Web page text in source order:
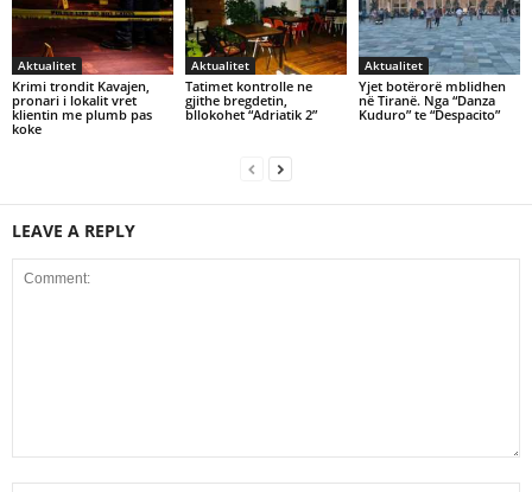
Aktualitet
Krimi trondit Kavajen,
pronari i lokalit vret
klientin me plumb pas
koke
Aktualitet
Tatimet kontrolle ne
gjithe bregdetin,
bllokohet “Adriatik 2”
Aktualitet
Yjet botërorë mblidhen
në Tiranë. Nga “Danza
Kuduro” te “Despacito”
LEAVE A REPLY